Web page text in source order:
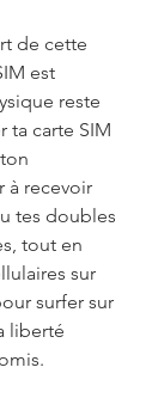
de cette
est
reste
ta carte SIM
à recevoir
tes doubles
tout en
sur
surfer sur
liberté